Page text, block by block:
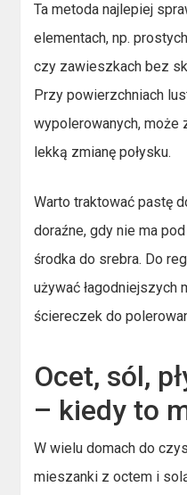
Ta metoda najlepiej
elementach, np.
czy zawieszkach bez
Przy powierzchniach
wypolerowanych,
lekką zmianę połysku.
Warto traktować pastę
doraźne, gdy nie ma
środka do srebra. Do
używać łagodniejszych
ściereczek do
Ocet, sól,
– kiedy to
W wielu domach do
mieszanki z octem i